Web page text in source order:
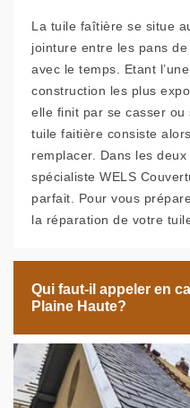
La tuile faîtière se situe
jointure entre les pans
avec le temps. Etant
construction les plus
elle finit par se casser ou
tuile faitière consiste
remplacer. Dans les
spécialiste WELS
parfait. Pour vous
la réparation de votre
Qui faut-il appeler en
Plaine Haute?